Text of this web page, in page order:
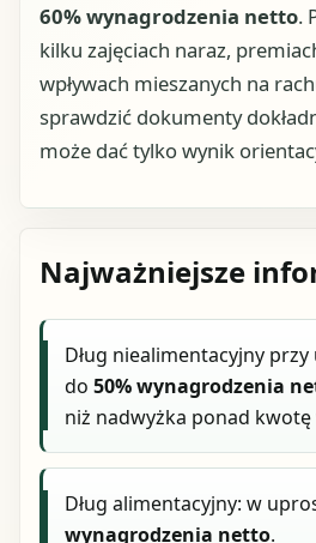
60% wynagrodzenia netto.
kilku zajęciach naraz,
wpływach mieszanych na
sprawdzić dokumenty
może dać tylko wynik
Najważniejsze
Dług niealimentacyjny
do50% wynagrodzenia
niż nadwyżka ponad kwotę
Dług alimentacyjny: w
wynagrodzenia netto.